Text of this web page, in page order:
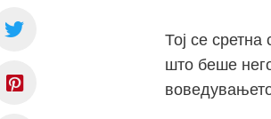
Тој се
што беше